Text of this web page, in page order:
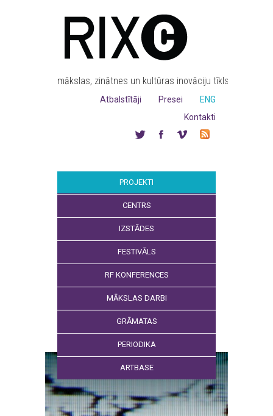
mākslas, zinātnes un kultūras inovāciju tīkls
ENG
Presei
Atbalstītāji
Kontakti
PROJEKTI
CENTRS
IZSTĀDES
FESTIVĀLS
RF KONFERENCES
MĀKSLAS DARBI
GRĀMATAS
PERIODIKA
ARTBASE